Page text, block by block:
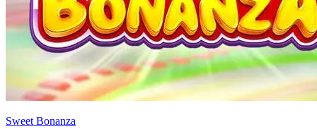
Sweet Bonanza